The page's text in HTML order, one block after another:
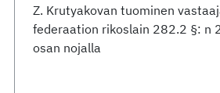
Z. Krutyakovan tuominen
federaation rikoslain 282.2 §: n
osan nojalla